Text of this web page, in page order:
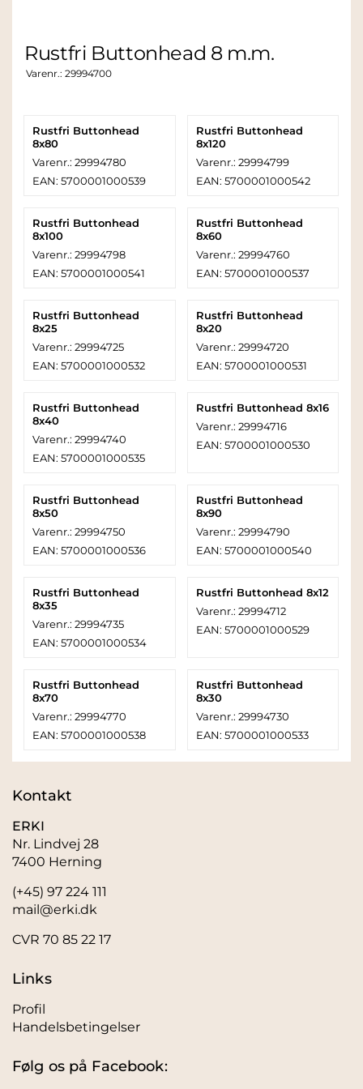
Rustfri Buttonhead 8 m.m.
Varenr.: 29994700
Rustfri Buttonhead
8x80
Varenr.: 29994780
EAN: 5700001000539
Rustfri Buttonhead
8x120
Varenr.: 29994799
EAN: 5700001000542
Rustfri Buttonhead
8x100
Varenr.: 29994798
EAN: 5700001000541
Rustfri Buttonhead
8x60
Varenr.: 29994760
EAN: 5700001000537
Rustfri Buttonhead
8x25
Varenr.: 29994725
EAN: 5700001000532
Rustfri Buttonhead
8x20
Varenr.: 29994720
EAN: 5700001000531
Rustfri Buttonhead
8x40
Varenr.: 29994740
EAN: 5700001000535
Rustfri Buttonhead 8x16
Varenr.: 29994716
EAN: 5700001000530
Rustfri Buttonhead
8x50
Varenr.: 29994750
EAN: 5700001000536
Rustfri Buttonhead
8x90
Varenr.: 29994790
EAN: 5700001000540
Rustfri Buttonhead
8x35
Varenr.: 29994735
EAN: 5700001000534
Rustfri Buttonhead 8x12
Varenr.: 29994712
EAN: 5700001000529
Rustfri Buttonhead
8x70
Varenr.: 29994770
EAN: 5700001000538
Rustfri Buttonhead
8x30
Varenr.: 29994730
EAN: 5700001000533
Kontakt
ERKI
Nr. Lindvej 28
7400 Herning
(+45) 97 224 111
mail@erki.dk
CVR 70 85 22 17
Links
Profil
Handelsbetingelser
Følg os på Facebook: